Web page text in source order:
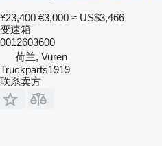
¥23,400 €3,000 ≈ US$3,466
变速箱
0012603600
荷兰, Vuren
Truckparts1919
联系卖方